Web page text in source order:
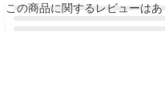
この商品に関するレビューは